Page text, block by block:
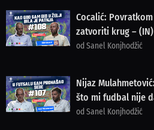
Cocalić:
zatvoriti krug –
od Sanel Konjhodžić
Nijaz
što mi fudbal nije
od Sanel Konjhodžić